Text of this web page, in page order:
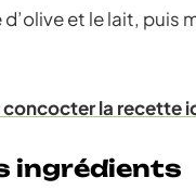
et le lait, puis
concocter la recette
ingrédients